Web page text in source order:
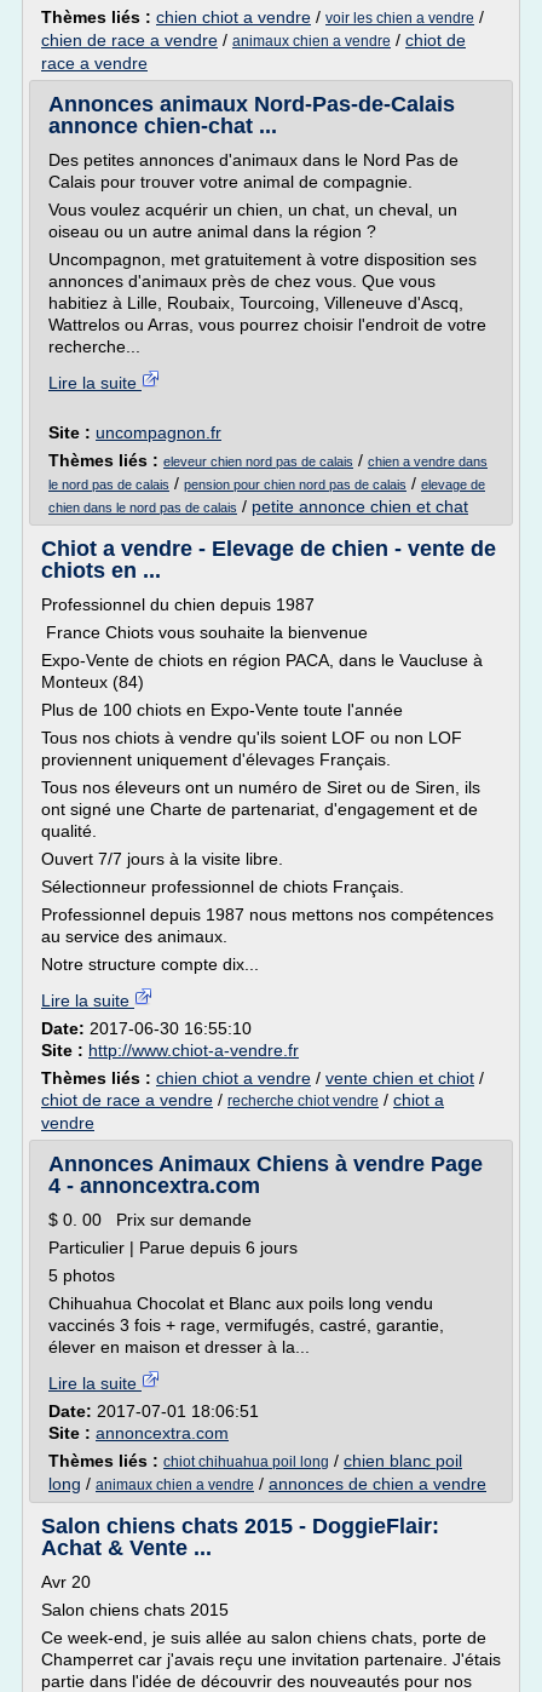
Thèmes liés : chien chiot a vendre / voir les chien a vendre /
chien de race a vendre / animaux chien a vendre / chiot de
race a vendre
Annonces animaux Nord-Pas-de-Calais
annonce chien-chat ...
Des petites annonces d'animaux dans le Nord Pas de
Calais pour trouver votre animal de compagnie.
Vous voulez acquérir un chien, un chat, un cheval, un
oiseau ou un autre animal dans la région ?
Uncompagnon, met gratuitement à votre disposition ses
annonces d'animaux près de chez vous. Que vous
habitiez à Lille, Roubaix, Tourcoing, Villeneuve d'Ascq,
Wattrelos ou Arras, vous pourrez choisir l'endroit de votre
recherche...
Lire la suite
Site : uncompagnon.fr
Thèmes liés : eleveur chien nord pas de calais / chien a vendre dans
le nord pas de calais / pension pour chien nord pas de calais / elevage de
chien dans le nord pas de calais / petite annonce chien et chat
Chiot a vendre - Elevage de chien - vente de
chiots en ...
Professionnel du chien depuis 1987
France Chiots vous souhaite la bienvenue
Expo-Vente de chiots en région PACA, dans le Vaucluse à
Monteux (84)
Plus de 100 chiots en Expo-Vente toute l'année
Tous nos chiots à vendre qu'ils soient LOF ou non LOF
proviennent uniquement d'élevages Français.
Tous nos éleveurs ont un numéro de Siret ou de Siren, ils
ont signé une Charte de partenariat, d'engagement et de
qualité.
Ouvert 7/7 jours à la visite libre.
Sélectionneur professionnel de chiots Français.
Professionnel depuis 1987 nous mettons nos compétences
au service des animaux.
Notre structure compte dix...
Lire la suite
Date: 2017-06-30 16:55:10
Site : http://www.chiot-a-vendre.fr
Thèmes liés : chien chiot a vendre / vente chien et chiot /
chiot de race a vendre / recherche chiot vendre / chiot a
vendre
Annonces Animaux Chiens à vendre Page
4 - annoncextra.com
$ 0. 00 Prix sur demande
Particulier | Parue depuis 6 jours
5 photos
Chihuahua Chocolat et Blanc aux poils long vendu
vaccinés 3 fois + rage, vermifugés, castré, garantie,
élever en maison et dresser à la...
Lire la suite
Date: 2017-07-01 18:06:51
Site : annoncextra.com
Thèmes liés : chiot chihuahua poil long / chien blanc poil
long / animaux chien a vendre / annonces de chien a vendre
Salon chiens chats 2015 - DoggieFlair:
Achat & Vente ...
Avr 20
Salon chiens chats 2015
Ce week-end, je suis allée au salon chiens chats, porte de
Champerret car j'avais reçu une invitation partenaire. J'étais
partie dans l'idée de découvrir des nouveautés pour nos